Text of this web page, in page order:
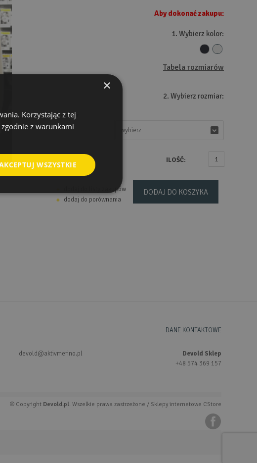
Aby dokonać zakupu:
1. Wybierz kolor:
Tabela rozmiarów
2. Wybierz rozmiar:
Rozmiar
wybierz
wybierz
ILOŚĆ:
dodaj do listy zakupów
dodaj do porównania
DODAJ DO KOSZYKA
DANE KONTAKTOWE
Devold Sklep
+48 574 369 157
devold@aktivmerino.pl
© Copyright Devold.pl. Wszelkie prawa zastrzeżone / Sklepy internetowe CStore
×
Korzystając z tej
z warunkami
WSZYSTKIE